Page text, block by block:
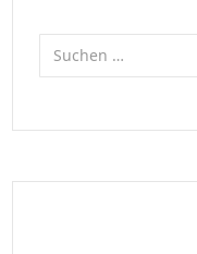
Suchen
nach: